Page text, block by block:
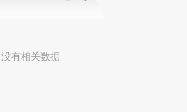
没有相关数据